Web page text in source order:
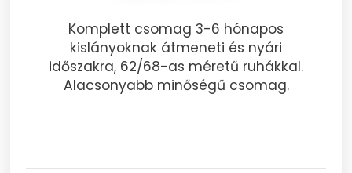
Komplett csomag 3-6 hónapos
kislányoknak átmeneti és nyári
időszakra, 62/68-as méretű ruhákkal.
Alacsonyabb minőségű csomag.